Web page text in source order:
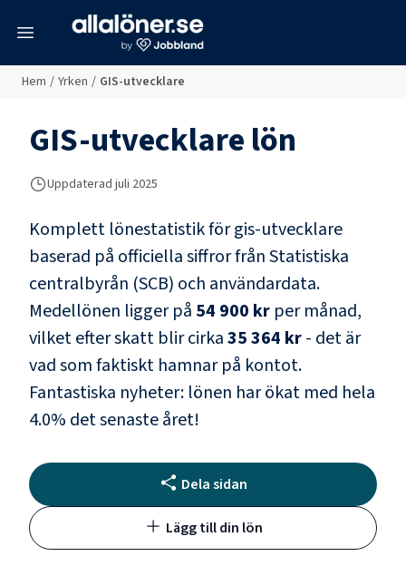
Hem / Yrken / GIS-utvecklare
GIS-utvecklarelön
Uppdaterad juli 2025
Komplett lönestatistik förgis-utvecklare
baserad på officiella siffror från Statistiska
centralbyrån (SCB) och användardata.
Medellönen ligger på 54 900 kr per månad,
vilket efter skatt blir cirka35 364 kr- det är
vad som faktiskt hamnar på kontot.
Fantastiska nyheter: lönen har ökat med hela
4.0% det senaste året!
Dela sidan
Lägg till din lön